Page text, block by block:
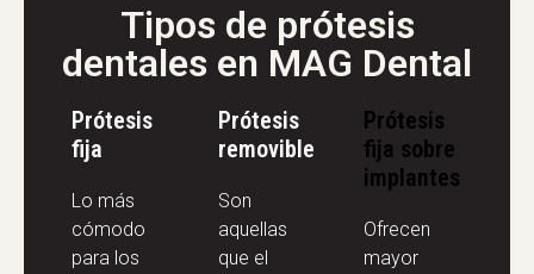
Tipos de prótesis
dentales en MAG Dental
Prótesis
fija
Lo más
cómodo
para los
Prótesis
removible
Son
aquellas
que el
Prótesis
fija sobre
implantes
Ofrecen
mayor